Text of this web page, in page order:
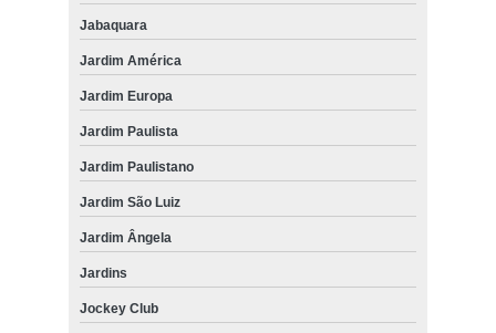
Jabaquara
Jardim América
Jardim Europa
Jardim Paulista
Jardim Paulistano
Jardim São Luiz
Jardim Ângela
Jardins
Jockey Club